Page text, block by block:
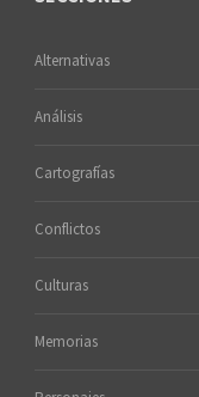
Alternativas
Análisis
Cartografías
Conflictos
Culturas
Memorias